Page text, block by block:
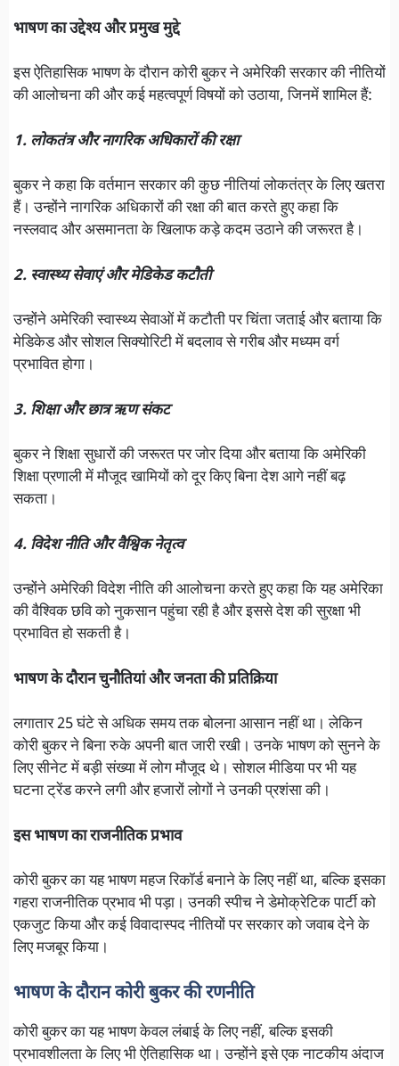
भाषण का उद्देश्य और प्रमुख मुद्दे
इस ऐतिहासिक भाषण के दौरान कोरी बुकर ने अमेरिकी सरकार की नीतियों
की आलोचना की और कई महत्वपूर्ण विषयों को उठाया, जिनमें शामिल हैं:
1. लोकतंत्र और नागरिक अधिकारों की रक्षा
बुकर ने कहा कि वर्तमान सरकार की कुछ नीतियां लोकतंत्र के लिए खतरा
हैं। उन्होंने नागरिक अधिकारों की रक्षा की बात करते हुए कहा कि
नस्लवाद और असमानता के खिलाफ कड़े कदम उठाने की जरूरत है।
2. स्वास्थ्य सेवाएं और मेडिकेड कटौती
उन्होंने अमेरिकी स्वास्थ्य सेवाओं में कटौती पर चिंता जताई और बताया कि
मेडिकेड और सोशल सिक्योरिटी में बदलाव से गरीब और मध्यम वर्ग
प्रभावित होगा।
3. शिक्षा और छात्र ऋण संकट
बुकर ने शिक्षा सुधारों की जरूरत पर जोर दिया और बताया कि अमेरिकी
शिक्षा प्रणाली में मौजूद खामियों को दूर किए बिना देश आगे नहीं बढ़
सकता।
4. विदेश नीति और वैश्विक नेतृत्व
उन्होंने अमेरिकी विदेश नीति की आलोचना करते हुए कहा कि यह अमेरिका
की वैश्विक छवि को नुकसान पहुंचा रही है और इससे देश की सुरक्षा भी
प्रभावित हो सकती है।
भाषण के दौरान चुनौतियां और जनता की प्रतिक्रिया
लगातार 25 घंटे से अधिक समय तक बोलना आसान नहीं था। लेकिन
कोरी बुकर ने बिना रुके अपनी बात जारी रखी। उनके भाषण को सुनने के
लिए सीनेट में बड़ी संख्या में लोग मौजूद थे। सोशल मीडिया पर भी यह
घटना ट्रेंड करने लगी और हजारों लोगों ने उनकी प्रशंसा की।
इस भाषण का राजनीतिक प्रभाव
कोरी बुकर का यह भाषण महज रिकॉर्ड बनाने के लिए नहीं था, बल्कि इसका
गहरा राजनीतिक प्रभाव भी पड़ा। उनकी स्पीच ने डेमोक्रेटिक पार्टी को
एकजुट किया और कई विवादास्पद नीतियों पर सरकार को जवाब देने के
लिए मजबूर किया।
भाषण के दौरान कोरी बुकर की रणनीति
कोरी बुकर का यह भाषण केवल लंबाई के लिए नहीं, बल्कि इसकी
प्रभावशीलता के लिए भी ऐतिहासिक था। उन्होंने इसे एक नाटकीय अंदाज